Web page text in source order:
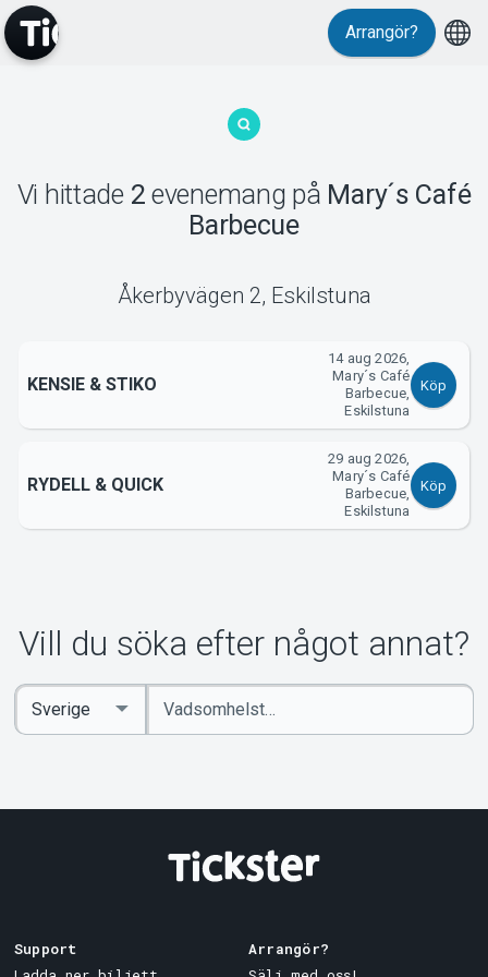
MyTickster
Om Tickster
Arrangör?
Vi hittade 2 evenemang på Mary´s Café
Barbecue
Åkerbyvägen 2, Eskilstuna
KENSIE & STIKO
14 aug 2026,
Mary´s Café
Barbecue,
Eskilstuna
Köp
RYDELL & QUICK
29 aug 2026,
Mary´s Café
Barbecue,
Eskilstuna
Köp
Vill du söka efter något annat?
Ange
sökord
Select
Country
Support
Arrangör?